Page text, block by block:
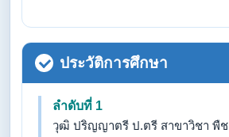
ประวัติการศึกษา
ลำดับที่ 1
วุฒิ ปริญญาตรี ป.ตรี สาขาวิชา พืช